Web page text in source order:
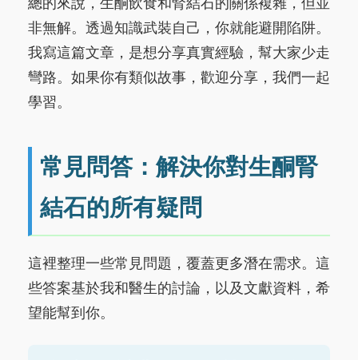
非無解。透過知識武裝自己，你就能避開陷阱。
我寫這篇文章，是想分享真實經驗，幫大家少走
彎路。如果你有類似故事，歡迎分享，我們一起
學習。
常見問答：解決你對生酮腎
結石的所有疑問
這裡整理一些常見問題，覆蓋更多潛在需求。這
些答案基於我和醫生的討論，以及文獻資料，希
望能幫到你。